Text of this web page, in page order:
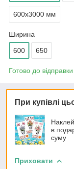
600х3000 мм
Ширина
600 650
Готово до відправки
При купівлі
в
суму
Приховати